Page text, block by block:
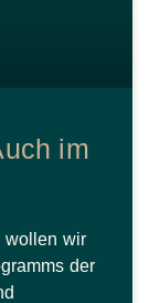
im
wollen wir
der